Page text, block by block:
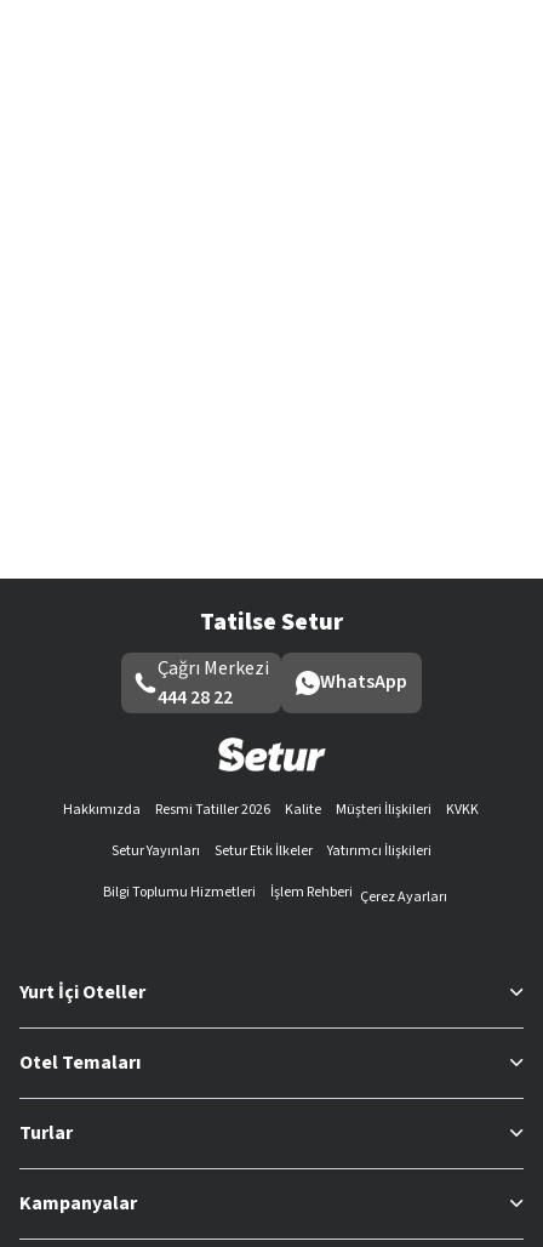
Tatilse Setur
Çağrı Merkezi
444 28 22
WhatsApp
Hakkımızda Resmi Tatiller 2026 Kalite Müşteri İlişkileri
KVKK
Setur Yayınları
Setur Etik İlkeler
Yatırımcı İlişkileri
Bilgi Toplumu Hizmetleri
İşlem Rehberi Çerez Ayarları
Yurt İçi Oteller
Otel Temaları
Turlar
Kampanyalar